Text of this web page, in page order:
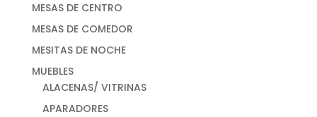
MESAS DE CENTRO
MESAS DE COMEDOR
MESITAS DE NOCHE
MUEBLES
ALACENAS/ VITRINAS
APARADORES